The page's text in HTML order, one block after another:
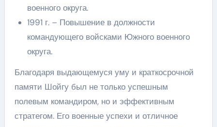
военного округа.
1991 г. – Повышение в должности
командующего войсками Южного военного
округа.
Благодаря выдающемуся уму и краткосрочной
памяти Шойгу был не только успешным
полевым командиром, но и эффективным
стратегом. Его военные успехи и отличное